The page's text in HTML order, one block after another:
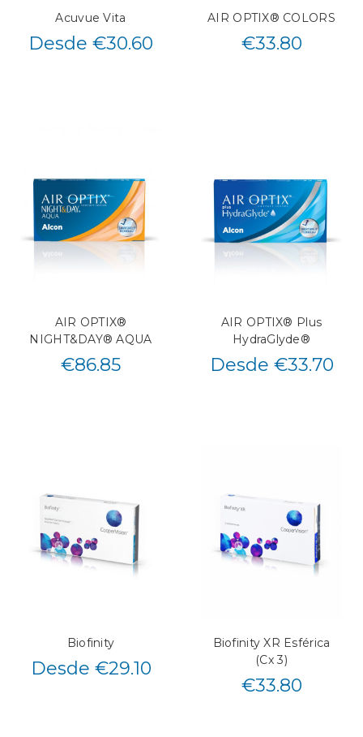
Acuvue Vita
Desde €30.60
AIR OPTIX® COLORS
€33.80
AIR OPTIX®
NIGHT&DAY® AQUA
€86.85
AIR OPTIX® Plus
HydraGlyde®
Desde €33.70
Biofinity
Desde €29.10
Biofinity XR Esférica
(Cx 3)
€33.80